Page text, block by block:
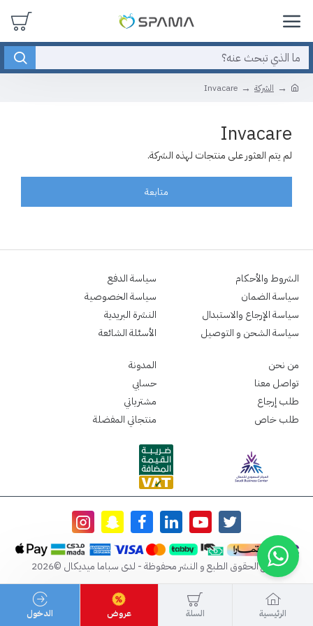
الشركة Invacare
Invacare
لم يتم العثور على منتجات لهذه الشركة.
متابعة
الشروط والأحكام
سياسة الضمان
سياسة الإرجاع والاستبدال
سياسة الشحن و التوصيل
سياسة الدفع
سياسة الخصوصية
النشرة البريدية
الأسئلة الشائعة
من نحن
تواصل معنا
طلب إرجاع
طلب خاص
المدونة
حسابي
مشترياتي
منتجاتي المفضلة
جميع الحقوق الطبع و النشر محفوظة - لدى سباما ميديكال ©2026
الرئيسية السلة عروض الدخول